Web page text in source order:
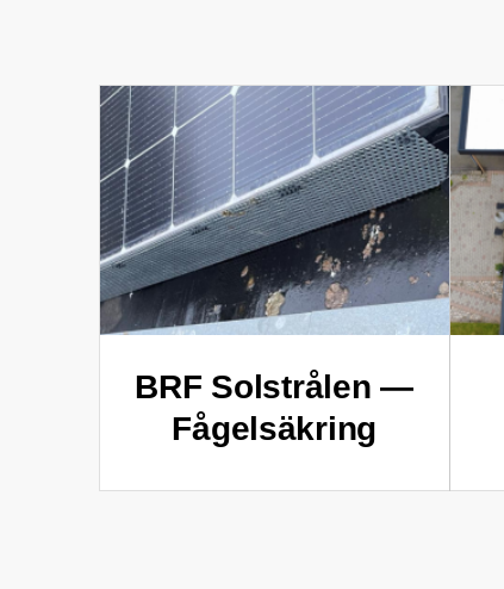
BRF Solstrålen —
Fågelsäkring